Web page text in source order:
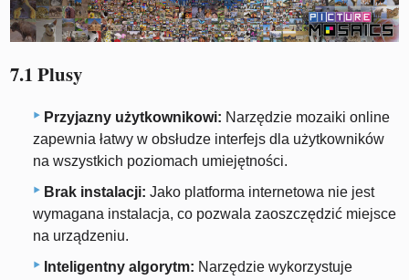
7.1 Plusy
Przyjazny użytkownikowi: Narzędzie mozaiki online
zapewnia łatwy w obsłudze interfejs dla użytkowników
na wszystkich poziomach umiejętności.
Brak instalacji: Jako platforma internetowa nie jest
wymagana instalacja, co pozwala zaoszczędzić miejsce
na urządzeniu.
Inteligentny algorytm: Narzędzie wykorzystuje